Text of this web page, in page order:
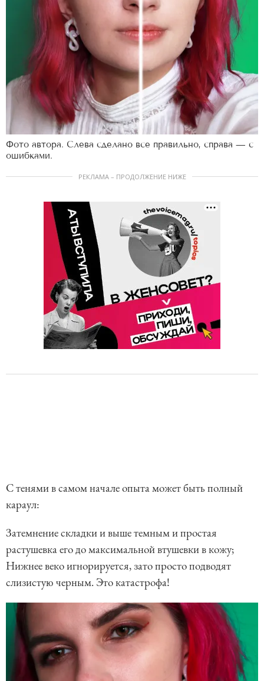
Фото автора. Слева сделано все правильно, справа — с
ошибками.
РЕКЛАМА – ПРОДОЛЖЕНИЕ НИЖЕ
С тенями в самом начале опыта может быть полный
караул:
Затемнение складки и выше темным и простая
растушевка его до максимальной втушевки в кожу;
Нижнее веко игнорируется, зато просто подводят
слизистую черным. Это катастрофа!